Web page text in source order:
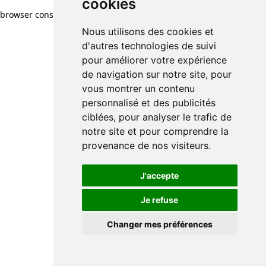
cookies
Nous utilisons des cookies et
d'autres technologies de suivi
pour améliorer votre expérience
de navigation sur notre site, pour
vous montrer un contenu
personnalisé et des publicités
ciblées, pour analyser le trafic de
notre site et pour comprendre la
provenance de nos visiteurs.
J'accepte
Je refuse
Changer mes préférences
browser console for more information)